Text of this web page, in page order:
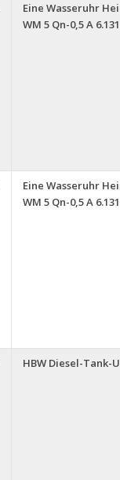
Eine Wasseruhr
WM 5 Qn-0,5 A
Eine Wasseruhr
WM 5 Qn-0,5 A
HBW Diesel-Tank-